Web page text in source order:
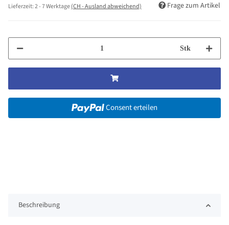
Lieferzeit:2 - 7 Werktage(CH - Ausland abweichend) Frage zum Artikel
Stk
Consent erteilen
Beschreibung